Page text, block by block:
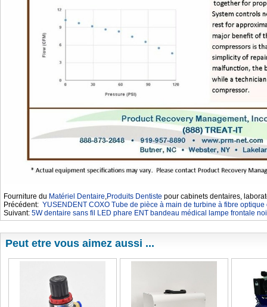
Fourniture du Matériel Dentaire,Produits Dentiste pour cabinets dentaires,
Précédent: YUSENDENT COXO Tube de pièce à main de turbine à fibre
Suivant: 5W dentaire sans fil LED phare ENT bandeau médical lampe frontale
Peut etre vous aimez aussi ...